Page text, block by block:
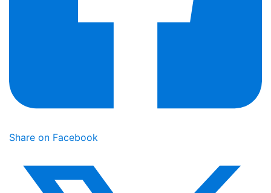
Share on Facebook